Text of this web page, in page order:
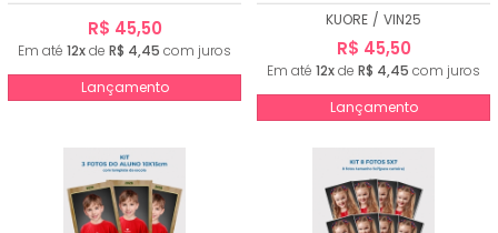
R$ 45,50
Em até 12xde R$ 4,45 com juros
Lançamento
KUORE / VIN25
R$ 45,50
Em até 12xde R$ 4,45 com juros
Lançamento